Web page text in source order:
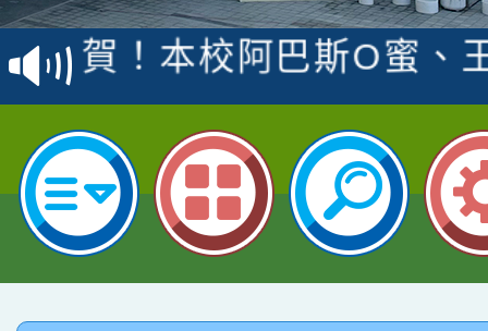
賽 洪綺君教師榮獲社
名
賀！本校阿巴斯O蜜、
倩參加桃園市科展 國
名 指導老師王老師、
賀！本校四年二班張O
園市英語競賽國小朗讀
指導老師林老師
賀！本校參加桃園市中
賽 劉文瑛教師榮獲教
臺灣台語-第二名
賀！本校參與2026世
市賽榮獲科學小創客佳
賀！本校參加桃園市中